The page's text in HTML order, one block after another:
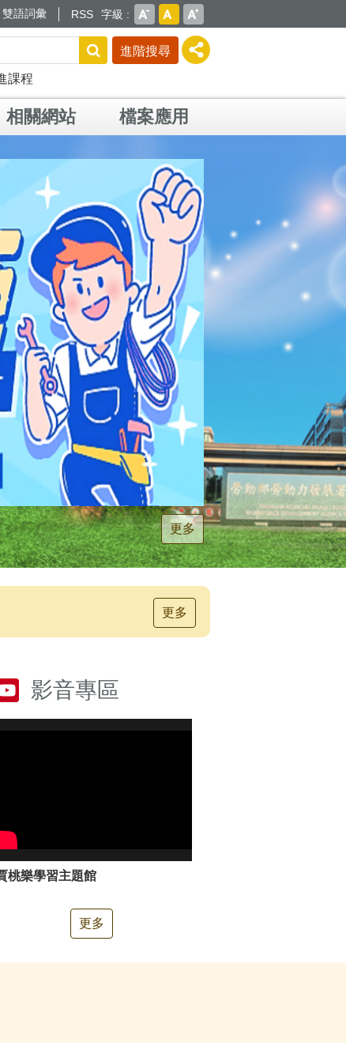
雙語詞彙 RSS 字級
進階搜尋
課程
相關網站 檔案應用
更多
更多
影音專區
桃樂學習主題館
更多